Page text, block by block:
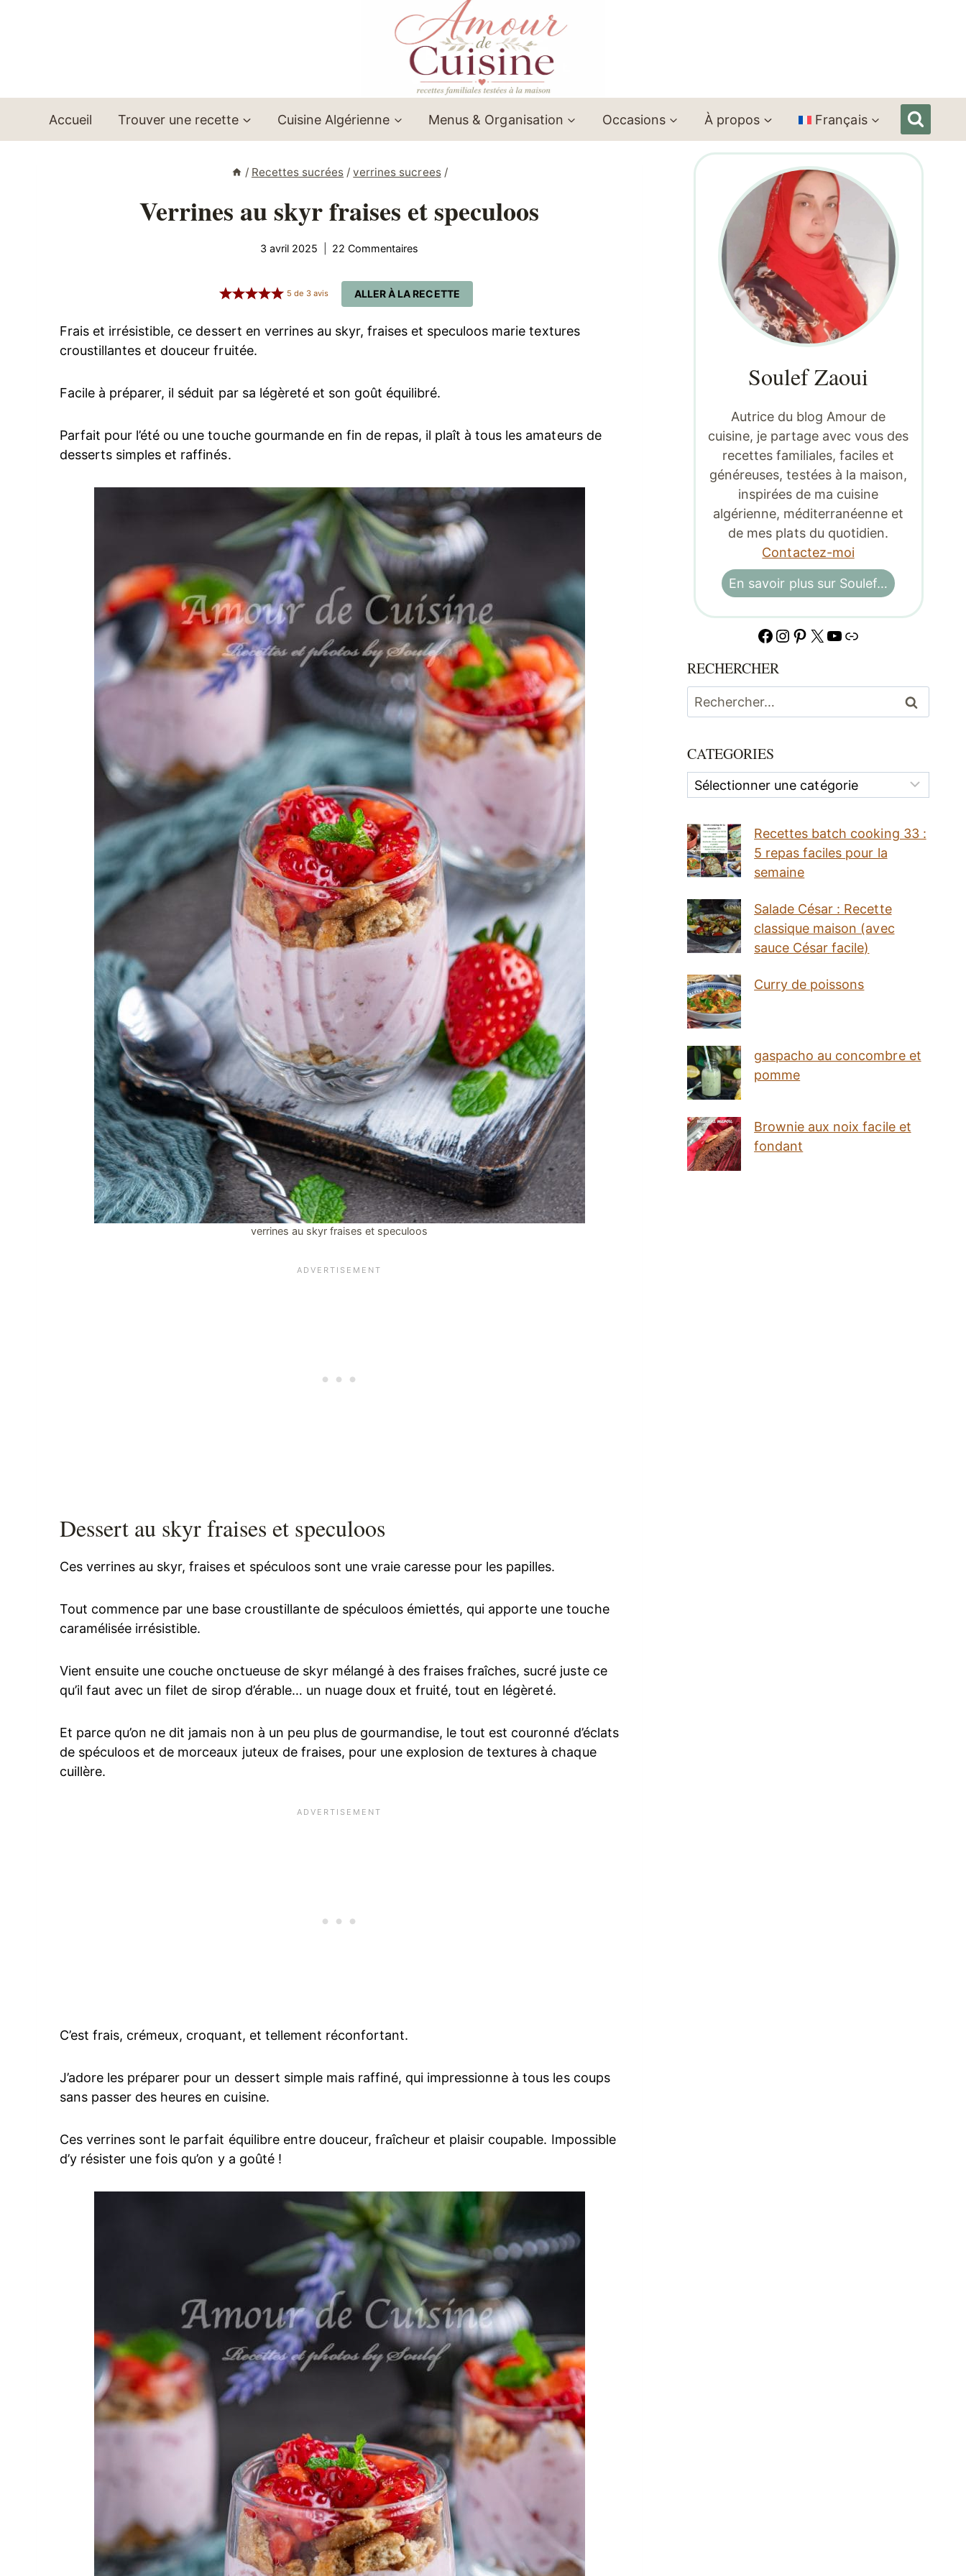
Accueil Trouver une recette Cuisine Algérienne Menus & Organisation Occasions À propos Français
/ Recettes sucrées / verrines sucrees /
Verrines au skyr fraises et speculoos
3 avril 2025 22 Commentaires
ALLER À LA RECETTE
5 de 3 avis
Frais et irrésistible, ce dessert en verrines au skyr, fraises et speculoos marie textures
croustillantes et douceur fruitée.
Facile à préparer, il séduit par sa légèreté et son goût équilibré.
Parfait pour l’été ou une touche gourmande en fin de repas, il plaît à tous les amateurs de
desserts simples et raffinés.
verrines au skyr fraises et speculoos
Dessert au skyr fraises et speculoos
Ces verrines au skyr, fraises et spéculoos sont une vraie caresse pour les papilles.
Tout commence par une base croustillante de spéculoos émiettés, qui apporte une touche
caramélisée irrésistible.
Vient ensuite une couche onctueuse de skyr mélangé à des fraises fraîches, sucré juste ce
qu’il faut avec un filet de sirop d’érable… un nuage doux et fruité, tout en légèreté.
Et parce qu’on ne dit jamais non à un peu plus de gourmandise, le tout est couronné d’éclats
de spéculoos et de morceaux juteux de fraises, pour une explosion de textures à chaque
cuillère.
C’est frais, crémeux, croquant, et tellement réconfortant.
J’adore les préparer pour un dessert simple mais raffiné, qui impressionne à tous les coups
sans passer des heures en cuisine.
Ces verrines sont le parfait équilibre entre douceur, fraîcheur et plaisir coupable. Impossible
d’y résister une fois qu’on y a goûté !
Soulef Zaoui
Autrice du blog Amour de
cuisine, je partage avec vous des
recettes familiales, faciles et
généreuses, testées à la maison,
inspirées de ma cuisine
algérienne, méditerranéenne et
de mes plats du quotidien.
Contactez-moi
En savoir plus sur Soulef…
Facebook
Instagram
Pinterest
X YouTube
Lien
RECHERCHER
Rechercher :
CATEGORIES
Categories
Recettes batch cooking 33 :
5 repas faciles pour la
semaine
Salade César : Recette
classique maison (avec
sauce César facile)
Curry de poissons
gaspacho au concombre et
pomme
Brownie aux noix facile et
fondant